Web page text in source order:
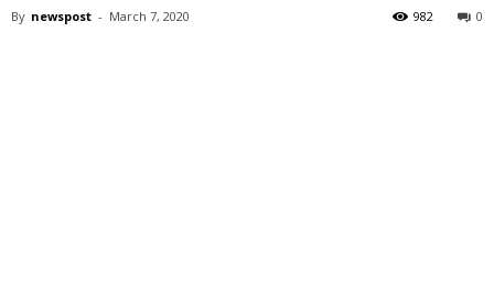
By newspost - March 7, 2020 0
982